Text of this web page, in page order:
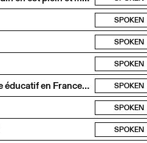
SPOKEN
SPOKEN
SPOKEN
Autour de la place de l’élève dans le sytème éducatif en France et en Suisse SPOKEN
SPOKEN
SPOKEN